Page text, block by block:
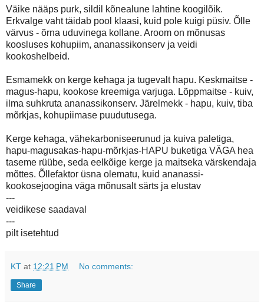
Väike nääps purk, sildil kõnealune lahtine koogilõik.
Erkvalge vaht täidab pool klaasi, kuid pole kuigi püsiv. Õlle
värvus - õrna uduvinega kollane. Aroom on mõnusas
koosluses kohupiim, ananassikonserv ja veidi
kookoshelbeid.
Esmamekk on kerge kehaga ja tugevalt hapu. Keskmaitse -
magus-hapu, kookose kreemiga varjuga. Lõppmaitse - kuiv,
ilma suhkruta ananassikonserv. Järelmekk - hapu, kuiv, tiba
mõrkjas, kohupiimase puudutusega.
Kerge kehaga, vähekarboniseerunud ja kuiva paletiga,
hapu-magusakas-hapu-mõrkjas-HAPU buketiga VÄGA hea
taseme rüübe, seda eelkõige kerge ja maitseka värskendaja
mõttes. Õllefaktor üsna olematu, kuid ananassi-
kookosejoogina väga mõnusalt särts ja elustav
---
veidikese saadaval
---
pilt isetehtud
KT at 12:21 PM No comments:
Share